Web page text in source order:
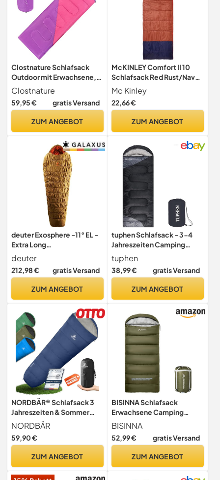
Clostnature Schlafsack
Outdoor mit Erwachsene,
Leichter Camping
Schlafsäcke
Clostnature
59,95 € gratis Versand
ZUM ANGEBOT
McKINLEY Comfort II 10
Schlafsack Red Rust/Navy
Dark 195R
Mc Kinley
22,66 €
ZUM ANGEBOT
deuter Exosphere -11° EL -
Extra Long
Kunstfaserschlafsack 2023
deuter
212,98 € gratis Versand
ZUM ANGEBOT
tuphen Schlafsack - 3-4
Jahreszeiten Camping
Schlafsäcke für
Erwachsene - kompakter
Schlafsack für Wandern,
leichtes wasserdichtes
tuphen
38,99 € gratis Versand
ZUM ANGEBOT
NORDBÄR® Schlafsack 3
Jahreszeiten & Sommer
Ultraleicht [750g/1500g] |
Camping
Mumienschlafsack | kleines
[100GSM/300GMS] |
NORDBÄR
59,90 €
ZUM ANGEBOT
BISINNA Schlafsack
Erwachsene Camping
Graphene Polyester
Geräuscharm
BISINNA
52,99 € gratis Versand
ZUM ANGEBOT